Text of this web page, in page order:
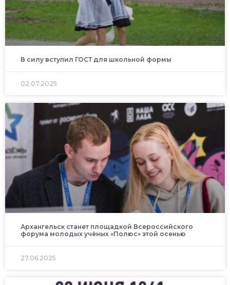
В силу вступил ГОСТ для школьной формы
02.07.2025
Архангельск станет площадкой Всероссийского
форума молодых учёных «Полюс» этой осенью
27.06.2025